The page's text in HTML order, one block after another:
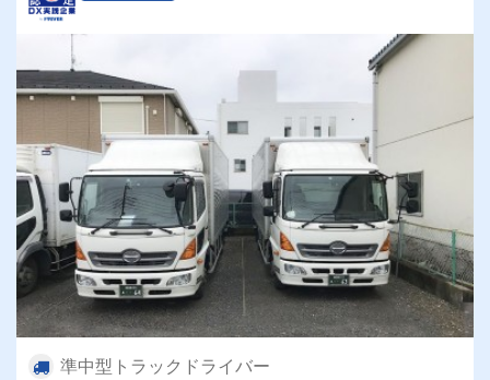
準中型トラックドライバー